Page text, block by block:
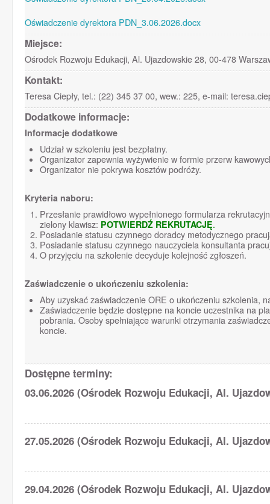
Oświadczenie dyrektora PDN_3.06.2026.docx
Miejsce:
Ośrodek Rozwoju Edukacji, Al. Ujazdowskie 28, 00-478
Kontakt:
Teresa Ciepły, tel.: (22) 345 37 00, wew.: 225, e-mail:
Dodatkowe informacje:
Informacje dodatkowe
Udział w szkoleniu jest bezpłatny.
Organizator zapewnia wyżywienie w formie przerw
Organizator nie pokrywa kosztów podróży.
Kryteria naboru:
Przesłanie prawidłowo wypełnionego formularza
zielony klawisz: POTWIERDŹ REKRUTACJĘ.
Posiadanie statusu czynnego doradcy metodycznego
Posiadanie statusu czynnego nauczyciela konsultanta
O przyjęciu na szkolenie decyduje kolejność zgłoszeń.
Zaświadczenie o ukończeniu szkolenia:
Aby uzyskać zaświadczenie ORE o ukończeniu szkolenia,
Zaświadczenie będzie dostępne na koncie uczestnika na
pobrania. Osoby spełniające warunki otrzymania
koncie.
Dostępne terminy:
03.06.2026 (Ośrodek Rozwoju Edukacji, Al.
27.05.2026 (Ośrodek Rozwoju Edukacji, Al.
29.04.2026 (Ośrodek Rozwoju Edukacji, Al.